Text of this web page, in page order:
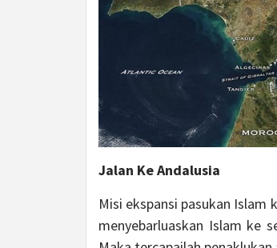
Jalan Ke Andalusia
Misi ekspansi pasukan Islam
menyebarluaskan Islam ke